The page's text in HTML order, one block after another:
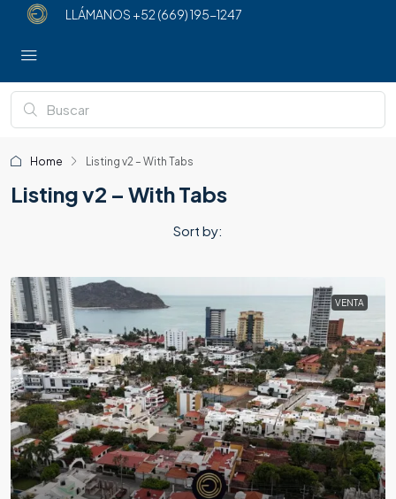
LLÁMANOS +52 (669) 195-1247
Home Listing v2 – With Tabs
Listing v2 – With Tabs
Sort by:
VENTA